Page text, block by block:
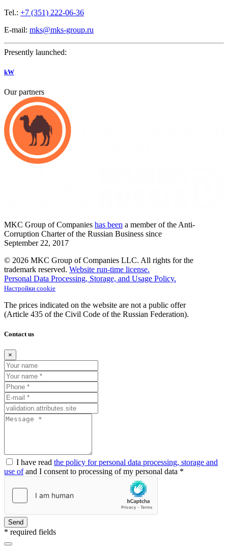
Tel.: +7 (351) 222-06-36
E-mail: mks@mks-group.ru
Presently launched:
kW
Our partners
MKC Group of Companies has been a member of the Anti-
Corruption Charter of the Russian Business since
September 22, 2017
© 2026 MKC Group of Companies LLC. All rights for the
trademark reserved. Website run-time license.
Personal Data Processing, Storage, and Usage Policy.
Настройки cookie
The prices indicated on the website are not a public offer
(Article 435 of the Civil Code of the Russian Federation).
Contact us
×
I have read the policy for personal data processing, storage and
use ofand I consent to processing of my personal data *
Send
* required fields